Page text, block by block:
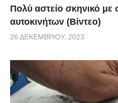
Πολύ αστείο σκηνικό με
αυτοκινήτων (Βίντεο)
26 ΔΕΚΕΜΒΡΊΟΥ, 2023